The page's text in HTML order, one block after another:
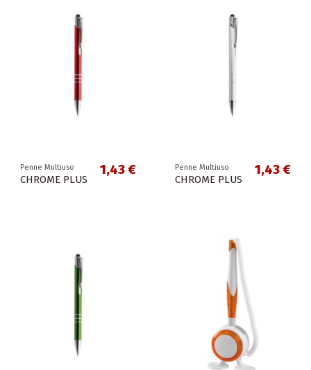
Penne Multiuso
CHROME PLUS
1,43 € Penne Multiuso
CHROME PLUS
1,43 €